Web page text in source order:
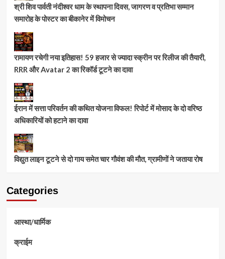
श्री शिव पार्वती नंदीश्वर धाम के स्थापना दिवस, जागरण व प्रतिभा सम्मान
समारोह के पोस्टर का बीकानेर में विमोचन
रामायण रचेगी नया इतिहास! 59 हजार से ज्यादा स्क्रीन पर रिलीज की तैयारी,
RRR और Avatar 2 का रिकॉर्ड टूटने का दावा
ईरान में सत्ता परिवर्तन की कथित योजना विफल! रिपोर्ट में मोसाद के दो वरिष्ठ
अधिकारियों को हटाने का दावा
विद्युत लाइन टूटने से दो गाय समेत चार गौवंश की मौत, ग्रामीणों ने जताया रोष
Categories
आस्था/धार्मिक
क्राईम